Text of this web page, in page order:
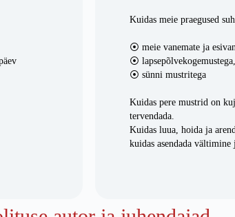
Kuidas meie praegused
⦿ meie vanemate ja
⦿ lapsepõlvekogemustega,
⦿ sünni mustritega
Kuidas pere mustrid on
tervendada.
Kuidas luua, hoida ja
kuidas asendada vältimine